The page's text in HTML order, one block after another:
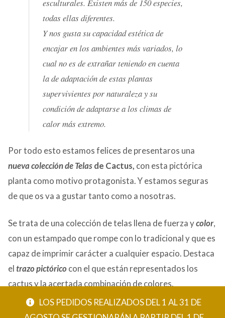
LOS PEDIDOS REALIZADOS DEL 1 AL 31 DE
esculturales. Existen más de 150 especies,
todas ellas diferentes.
Y nos gusta su capacidad estética de
encajar en los ambientes más variados, lo
cual no es de extrañar teniendo en cuenta
la de adaptación de estas plantas
supervivientes por naturaleza y su
condición de adaptarse a los climas de
calor más extremo.
Por todo esto estamos felices de presentaros una
nueva colección de Telasde Cactus, con esta pictórica
planta como motivo protagonista. Y estamos seguras
de que os va a gustar tanto como a nosotras.
Se trata de una colección de telas llena de fuerza ycolor,
con un estampado que rompe con lo tradicional y que es
capaz de imprimir carácter a cualquier espacio. Destaca
eltrazo pictóricocon el que están representados los
cactus y la acertada combinación de colores.
Está disponible en cuatro tonos de basemostaza,
caldera, turquesa y grisfacilitando su combinación con